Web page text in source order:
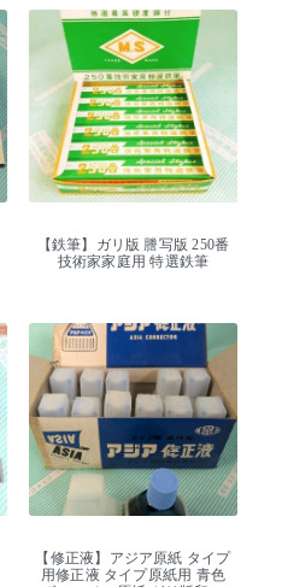
【鉄筆】ガリ版 謄写版 250番
技術家家庭用 特選鉄筆
【修正液】アジア原紙 タイプ
用修正液 タイプ原紙用 青色